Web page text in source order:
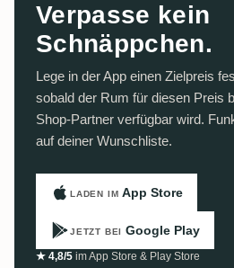
Verpasse kein
Schnäppchen.
Lege in der App einen Zielpreis
sobald der Rum für diesen Preis
Shop-Partner verfügbar wird.
auf deiner Wunschliste.
LADEN IM App Store
JETZT BEI Google Play
★ 4,8/5 im App Store & Play Store